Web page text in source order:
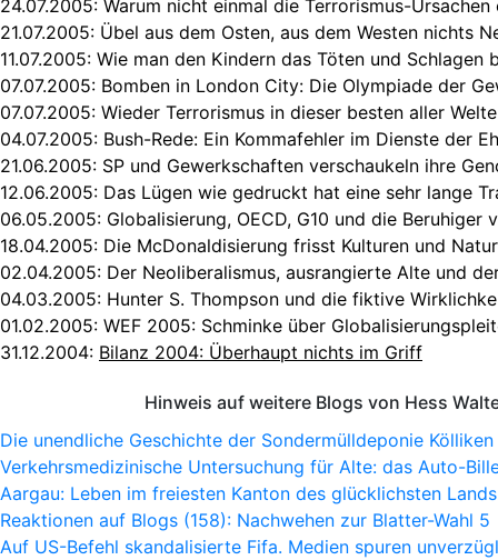
24.07.2005: Warum nicht einmal die Terrorismus-Ursachen
21.07.2005: Übel aus dem Osten, aus dem Westen nichts
11.07.2005: Wie man den Kindern das Töten und Schlagen
07.07.2005: Bomben in London City: Die Olympiade der
07.07.2005: Wieder Terrorismus in dieser besten aller
04.07.2005: Bush-Rede: Ein Kommafehler im Dienste der
21.06.2005: SP und Gewerkschaften verschaukeln ihre
12.06.2005: Das Lügen wie gedruckt hat eine sehr lange
06.05.2005: Globalisierung, OECD, G10 und die Beruhiger
18.04.2005: Die McDonaldisierung frisst Kulturen und
02.04.2005: Der Neoliberalismus, ausrangierte Alte und
04.03.2005: Hunter S. Thompson und die fiktive
01.02.2005: WEF 2005: Schminke über
31.12.2004: Bilanz 2004: Überhaupt nichts im Griff
Hinweis auf weitere Blogs von Hess
Die unendliche Geschichte der Sondermülldeponie Kölliken
Verkehrsmedizinische Untersuchung für Alte: das Auto-
Aargau: Leben im freiesten Kanton des glücklichsten Lands
Reaktionen auf Blogs (158): Nachwehen zur Blatter-Wahl 5
Auf US-Befehl skandalisierte Fifa. Medien spuren